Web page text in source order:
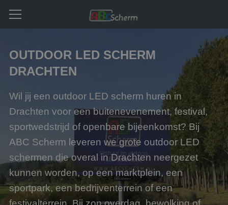
OUTDOOR LED SCHERM
DRACHTEN
Wil jij een outdoor LED scherm huren in
Drachten voor een buitenevenement, festival,
sportwedstrijd of openbare bijeenkomst? Bij
ABC Scherm leveren we grote outdoor LED
schermen die overal in Drachten neergezet
kunnen worden, op een marktplein, een
sportpark, een bedrijventerrein of een